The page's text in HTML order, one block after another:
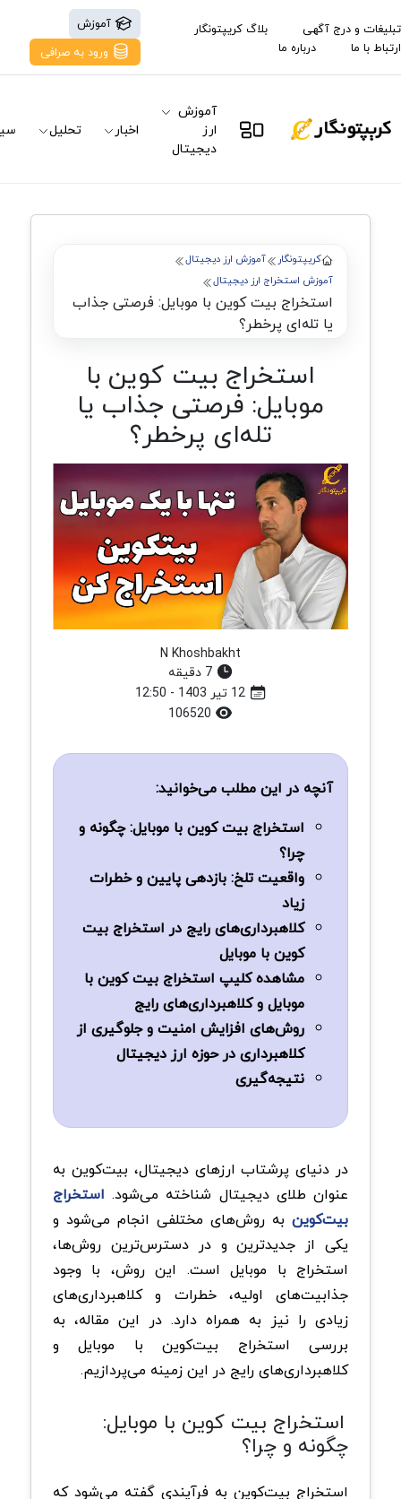
تبلیغات و درج آگهی
بلاگ کریپتونگار
ارتباط با ما
درباره ما
آموزش
ورود به صرافی
آموزش
ارز
دیجیتال
اخبار تحلیل
کریپتونگار
آموزش ارز دیجیتال
آموزش استخراج ارز دیجیتال
استخراج بیت کوین با موبایل: فرصتی جذاب
یا تله‌ای پرخطر؟
استخراج بیت کوین با
موبایل: فرصتی جذاب یا
تله‌ای پرخطر؟
N Khoshbakht
7 دقیقه
12 تیر 1403 - 12:50
آنچه در این مطلب می‌خوانید:
استخراج بیت کوین با موبایل: چگونه و
چرا؟
واقعیت تلخ: بازدهی پایین و خطرات
زیاد
کلاهبرداری‌های رایج در استخراج بیت
کوین با موبایل
مشاهده کلیپ استخراج بیت کوین با
موبایل و کلاهبرداری‌های رایج
روش‌های افزایش امنیت و جلوگیری از
کلاهبرداری در حوزه ارز دیجیتال
نتیجه‌گیری
در دنیای پرشتاب ارزهای دیجیتال، بیت‌کوین به
عنوان طلای دیجیتال شناخته می‌شود. استخراج
بیت‌کوین به روش‌های مختلفی انجام می‌شود و
یکی از جدیدترین و در دسترس‌ترین روش‌ها،
استخراج با موبایل است. این روش، با وجود
جذابیت‌های اولیه، خطرات و کلاهبرداری‌های
زیادی را نیز به همراه دارد. در این مقاله، به
بررسی استخراج بیت‌کوین با موبایل و
کلاهبرداری‌های رایج در این زمینه می‌پردازیم.
استخراج بیت کوین با موبایل:
چگونه و چرا؟
استخراج بیت‌کوین به فرآیندی گفته می‌شود که